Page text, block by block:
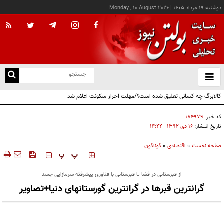
دوشنبه ۱۹ مرداد ۱۴۰۵ |
Monday , 10 August 2026
باز
و
کالابرگ چه کسانی تعلیق شده است؟/مهلت احراز سکونت اعلام شد
کد خبر: ۱۸۴۹۷۹
تاریخ انتشار: ۱۶ دی ۱۳۹۲ - ۱۴:۴۴
صفحه نخست » اقتصادی »گوناگون
‍‍‍ پ پ
از قبرستانی در فضا تا قبرستانی با فناوری پیشرفته سرمازایی جسد
گرانترین قبرها در گرانترین گورستانهای دنیا+تصاویر